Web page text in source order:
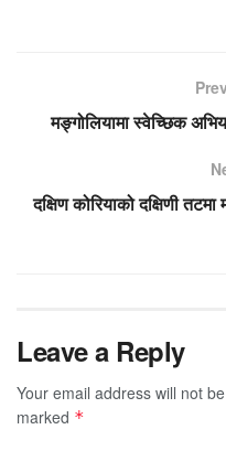
मङ्गोलियामा स्वेच्छिक
दक्षिण कोरियाको दक्षिणी
Leave a Reply
Your email address will not
marked *